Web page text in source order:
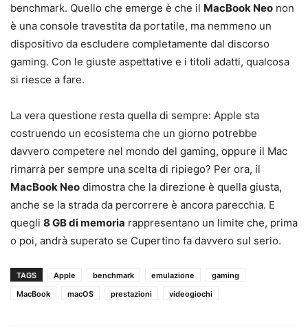
benchmark. Quello che emerge è che il MacBook Neo non
è una console travestita da portatile, ma nemmeno un
dispositivo da escludere completamente dal discorso
gaming. Con le giuste aspettative e i titoli adatti, qualcosa
si riesce a fare.
La vera questione resta quella di sempre: Apple sta
costruendo un ecosistema che un giorno potrebbe
davvero competere nel mondo del gaming, oppure il Mac
rimarrà per sempre una scelta di ripiego? Per ora, il
MacBook Neo dimostra che la direzione è quella giusta,
anche se la strada da percorrere è ancora parecchia. E
quegli 8 GB di memoria rappresentano un limite che, prima
o poi, andrà superato se Cupertino fa davvero sul serio.
TAGS Apple benchmark emulazione
gaming
MacBook
macOS prestazioni videogiochi